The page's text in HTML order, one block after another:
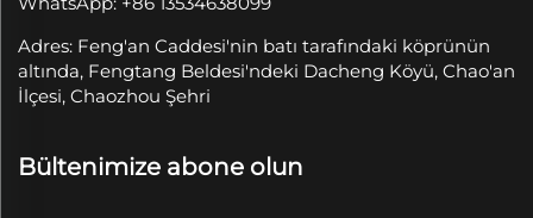
Adres: Feng'an Caddesi'nin batı tarafındaki köprünün
altında, Fengtang Beldesi'ndeki Dacheng Köyü, Chao'an
İlçesi, Chaozhou Şehri
Bültenimize abone olun